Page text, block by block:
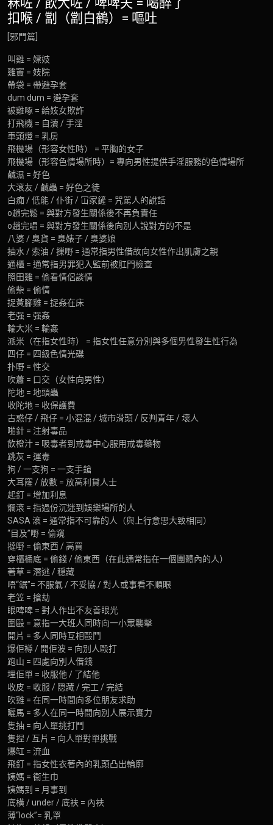
扣喉 / 劏（劏白鶴）= 嘔吐
[邪門篇]
叫雞 = 嫖妓
雞竇 = 妓院
帶袋 = 帶避孕套
dum dum = 避孕套
被雞啄 = 給妓女欺詐
打飛機 = 自瀆 / 手淫
車頭燈 = 乳房
飛機場（形容女性時） = 平胸的女子
飛機場（形容色情場所時）= 專向男性提供手淫服務的色情場所
鹹濕 = 好色
大滾友 / 鹹蟲 = 好色之徒
白痴 / 低能 / 仆街 / 冚家鏟 = 咒駡人的說話
o趙完鬆 = 與對方發生關係後不再負責任
o趙完唱 = 與對方發生關係後向別人說對方的不是
八婆 / 臭貨 = 臭婊子 / 臭婆娘
抽水 / 索油 / 摷嘢 = 通常指男性借故向女性作出肌膚之親
通櫃 = 通常指男罪犯入監前被肛門檢查
照田雞 = 偷看情侶談情
偷柴 = 偷情
捉黃腳雞 = 捉姦在床
老强 = 强姦
輪大米 = 輪姦
派米（在指女性時） = 指女性任意分別與多個男性發生性行為
四仔 = 四級色情光碟
扑嘢 = 性交
吹蕭 = 口交（女性向男性）
陀地 = 地頭蟲
收陀地 = 收保護費
古惑仔 / 飛仔 = 小混混 / 城市滑頭 / 反判青年 / 壞人
啪針 = 注射毒品
飲橙汁 = 吸毒者到戒毒中心服用戒毒藥物
跳灰 = 運毒
狗 / 一支狗 = 一支手鎗
大耳窿 / 放數 = 放高利貸人士
起釘 = 增加利息
爛滾 = 指過份沉迷到娛樂場所的人
SASA 滾 = 通常指不可靠的人（與上行意思大致相同）
“目及”嘢 = 偷窺
撻嘢 = 偷東西 / 高買
穿櫃桶底 = 偷錢 / 偷東西（在此通常指在一個團體內的人）
著草 = 潛逃 / 穏藏
唔“鋸”= 不服氣 / 不妥協 / 對人或事看不順眼
老笠 = 搶劫
眼啤啤 = 對人作出不友善眼光
圍毆 = 意指一大班人同時向一小眾襲擊
開片 = 多人同時互相毆鬥
爆佢樽 / 開佢波 = 向別人毆打
跑山 = 四處向別人借錢
埋佢單 = 收服他 / 了結他
收皮 = 收服 / 隠藏 / 完工 / 完結
吹雞 = 在同一時間向多位朋友求助
曬馬 = 多人在同一時間向別人展示實力
隻抽 = 向人單挑打鬥
隻捏 / 互片 = 向人單對單挑戰
爆缸 = 流血
飛釘 = 指女性衣著內的乳頭凸出輪廓
姨媽 = 衞生巾
姨媽到 = 月事到
底橫 / under / 底衭 = 內衭
薄“lock”= 乳罩